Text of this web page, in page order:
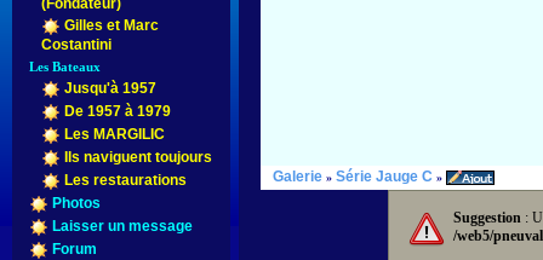
(Fondateur)
Gilles et Marc
Costantini
Les Bateaux
Jusqu'à 1957
De 1957 à 1979
Les MARGILIC
Ils naviguent toujours
Les restaurations
Photos
Laisser un message
Forum
Galerie» Série Jauge C »
Suggestion :
/web5/